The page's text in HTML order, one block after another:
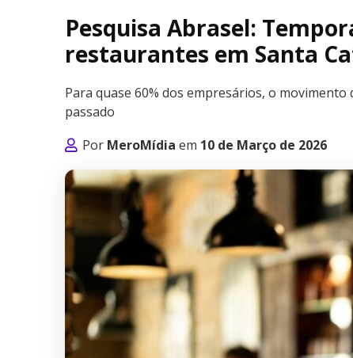
Pesquisa Abrasel:
restaurantes em Santa
Para quase 60% dos empresários, o
passado
Por MeroMídia em 10 de Março de 2026